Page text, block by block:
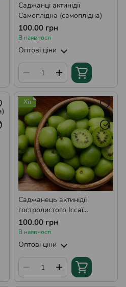
Саджанці актинідії
Самоплідна (самоплідна)
100.00 грн
В наявності
Оптові ціни
Хіт
Саджанець актинідії
гостролистого Іссаї
(самозапильна, однорічна)
100.00 грн
В наявності
Оптові ціни